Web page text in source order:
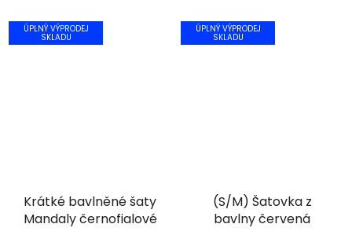
ÚPLNÝ VÝPRODEJ
SKLADU
Krátké bavlněné šaty
Mandaly černofialové
ÚPLNÝ VÝPRODEJ
SKLADU
(S/M) Šatovka z
bavlny červená